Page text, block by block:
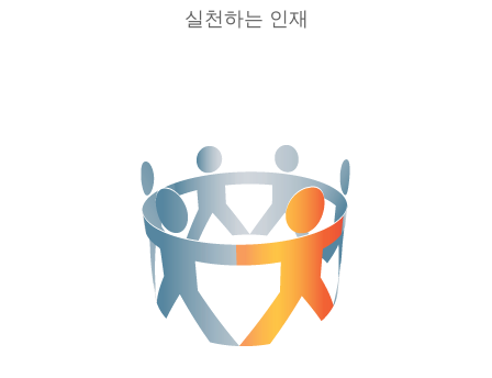
실천하는 인재